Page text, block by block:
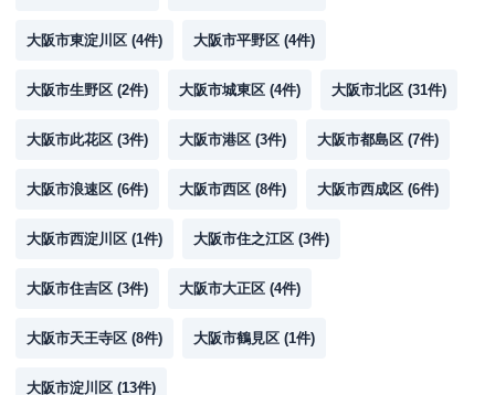
大阪市東淀川区 (4件) 大阪市平野区 (4件)
大阪市生野区 (2件) 大阪市城東区 (4件) 大阪市北区 (31件)
大阪市此花区 (3件) 大阪市港区 (3件) 大阪市都島区 (7件)
大阪市浪速区 (6件) 大阪市西区 (8件) 大阪市西成区 (6件)
大阪市西淀川区 (1件) 大阪市住之江区 (3件)
大阪市住吉区 (3件) 大阪市大正区 (4件)
大阪市天王寺区 (8件) 大阪市鶴見区 (1件)
大阪市淀川区 (13件)